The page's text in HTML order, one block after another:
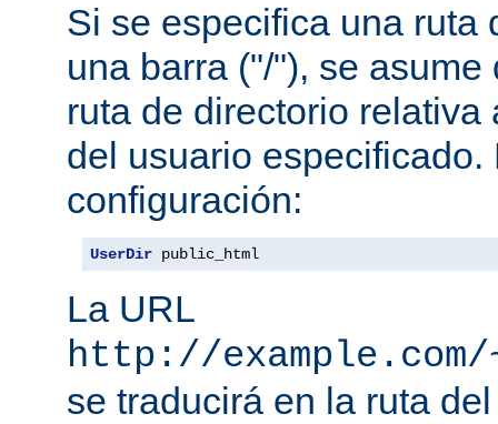
Si se especifica una ruta
una barra ("/"), se
ruta de directorio relativa
del usuario especificado.
configuración:
UserDir public_html
La URL
http://
se traducirá en la ruta